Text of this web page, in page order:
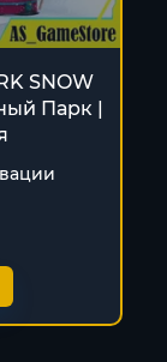
SNOW
Парк |